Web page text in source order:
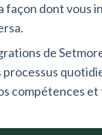
façon dont vous
de
processus
compétences